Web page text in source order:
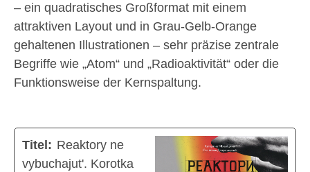
– ein quadratisches Großformat mit einem
attraktiven Layout und in Grau-Gelb-Orange
gehaltenen Illustrationen – sehr präzise zentrale
Begriffe wie „Atom“ und „Radioaktivität“ oder die
Funktionsweise der Kernspaltung.
Titel: Reaktory ne
vybuchajut'. Korotka